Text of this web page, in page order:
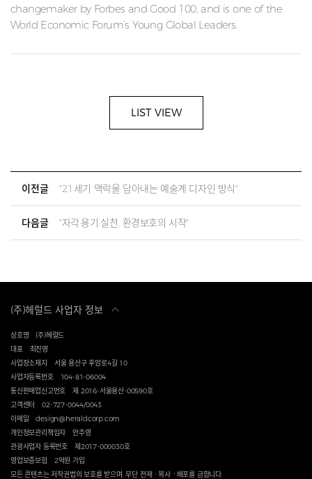
changemaker by Forbes and Good 100, and is one of the
World Economic Forum’s Young Global Leaders.
LIST VIEW
이전글 "21세기 맥락을 담아내는 예술계 디자인 방식"
다음글 "자각·용기·실천, 환경보호의 시작"
(주)헤럴드 사업자 정보
상호명
(주)헤럴드
대표
최진영
사업장소재지
서울 용산구 후암로4길 10
사업자등록번호
104-81-06004
통신판매업신고번호
제 2016-서울용산-00590호
고객센터
02-727-0044/0043
이메일
design@heraldcorp.com
개인정보관리책임자
안주영
관광사업자 등록번호
제2017-000030호
영업보증보험
2억원 가입
모든 콘텐츠는 저작권법의 보호를 받으며, 무단 전재ㆍ복사ㆍ배포를 금합니다.